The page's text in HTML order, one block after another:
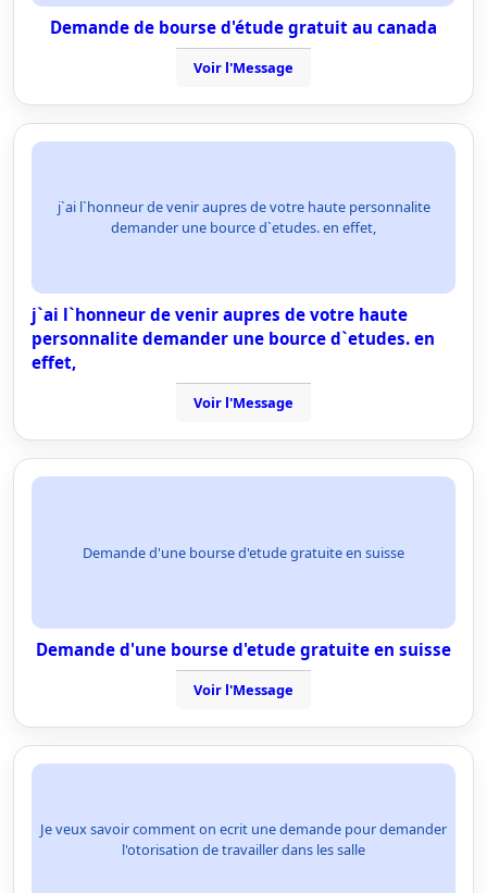
Demande de bourse d'étude gratuit au canada
Voir l'Message
j`ai l`honneur de venir aupres de votre haute personnalite
demander une bource d`etudes. en effet,
j`ai l`honneur de venir aupres de votre haute
personnalite demander une bource d`etudes. en
effet,
Voir l'Message
Demande d'une bourse d'etude gratuite en suisse
Demande d'une bourse d'etude gratuite en suisse
Voir l'Message
Je veux savoir comment on ecrit une demande pour demander
l'otorisation de travailler dans les salle